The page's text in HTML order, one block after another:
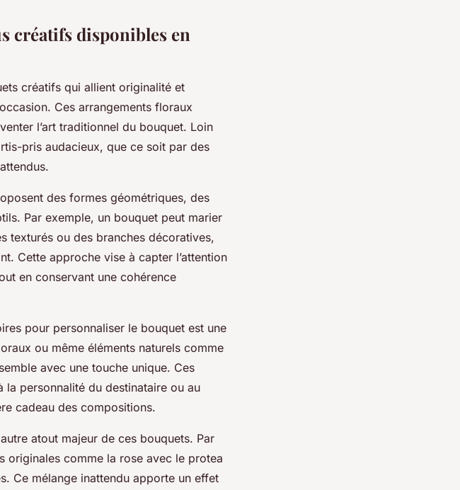
créatifs disponibles en
créatifs qui allient originalité et
Ces arrangements floraux
l’art traditionnel du bouquet. Loin
pris audacieux, que ce soit par des
des formes géométriques, des
Par exemple, un bouquet peut marier
texturés ou des branches décoratives,
Cette approche vise à capter l’attention
en conservant une cohérence
pour personnaliser le bouquet est une
ou même éléments naturels comme
avec une touche unique. Ces
la personnalité du destinataire ou au
cadeau des compositions.
atout majeur de ces bouquets. Par
originales comme la rose avec le protea
Ce mélange inattendu apporte un effet